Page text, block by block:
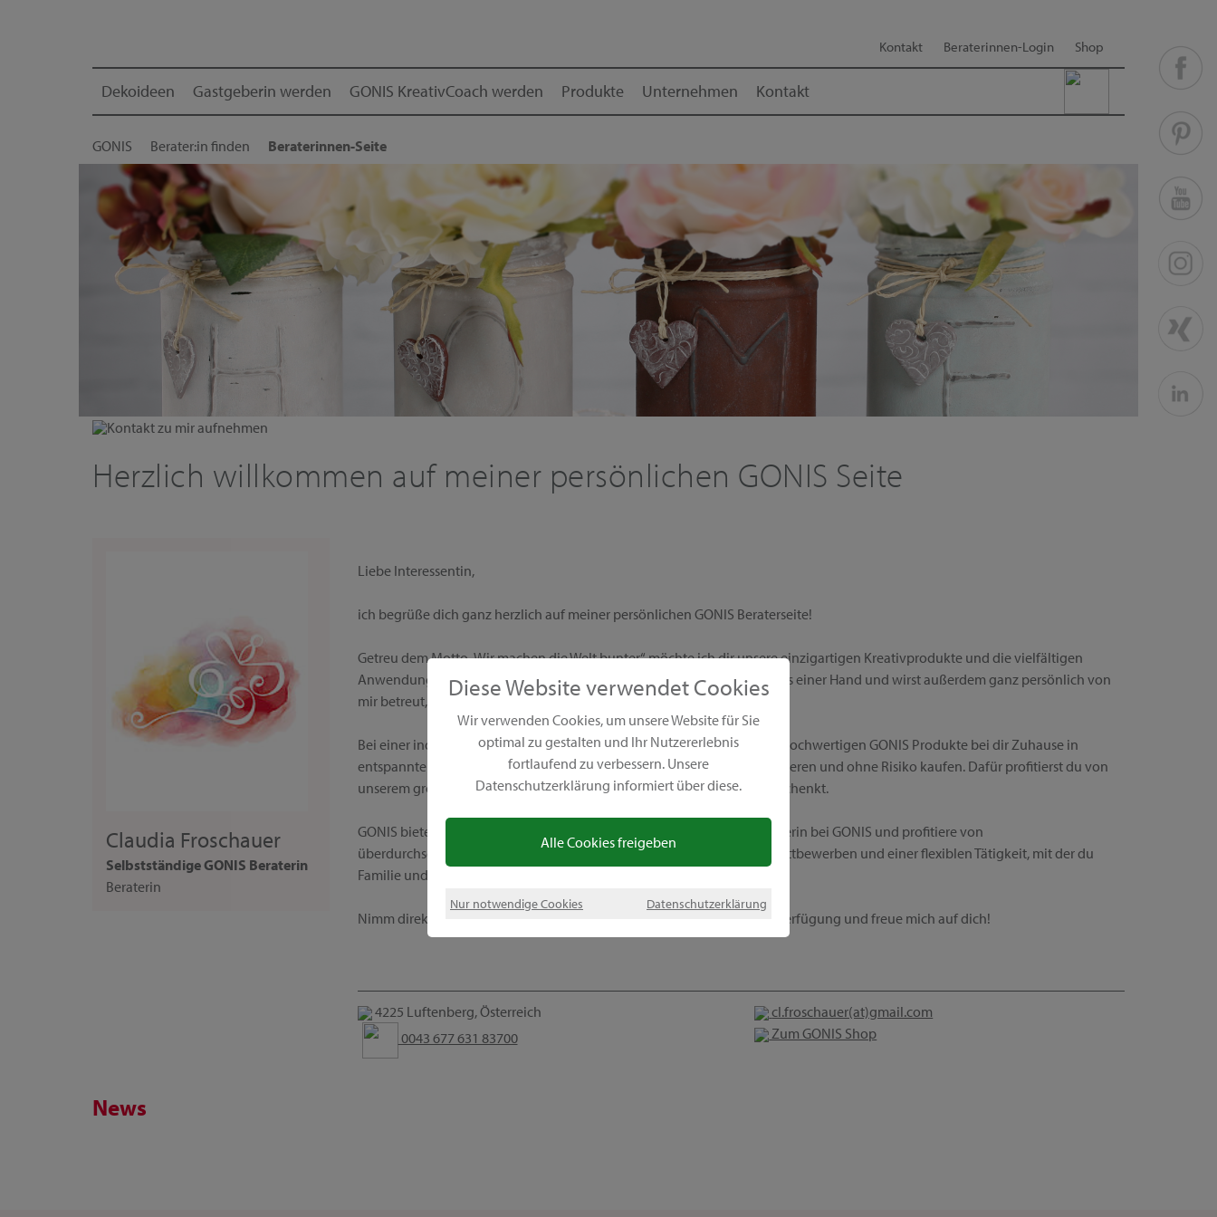
Diese Website verwendet Cookies
Wir verwenden Cookies, um unsere Website für Sie
optimal zu gestalten und Ihr Nutzererlebnis
fortlaufend zu verbessern. Unsere
Datenschutzerklärung informiert über diese.
Alle Cookies freigeben
Nur notwendige Cookies Datenschutzerklärung
Kontakt Beraterinnen-Login Shop
Dekoideen Gastgeberin werden GONIS KreativCoach werden Produkte Unternehmen Kontakt
GONIS Berater:in finden Beraterinnen-Seite
Kontakt zu mir aufnehmen
Herzlich willkommen auf meiner persönlichen GONIS Seite
Claudia Froschauer
Selbstständige GONIS Beraterin
Beraterin
Liebe Interessentin,
ich begrüße dich ganz herzlich auf meiner persönlichen GONIS Beraterseite!
Getreu dem Motto „Wir machen die Welt bunter“ möchte ich dir unsere einzigartigen Kreativprodukte und die vielfältigen
Anwendungsmöglichkeiten präsentieren. Bei GONIS erhältst du alles aus einer Hand und wirst außerdem ganz persönlich von
mir betreut, vor und natürlich auch nach dem Kauf.
Bei einer individuellen Vorführung zeige ich dir und deinen Gästen die hochwertigen GONIS Produkte bei dir Zuhause in
entspannter Atmosphäre. Die Produkte kannst du in aller Ruhe ausprobieren und ohne Risiko kaufen. Dafür profitierst du von
unserem großzügigen Gastgeberprogramm und wirst reich von mir beschenkt.
GONIS bietet außerdem ein einzigartiges Geschäftsmodell. Werde Beraterin bei GONIS und profitiere von
überdurchschnittlichen Provisionen, interessanten Incentives, tollen Wettbewerben und einer flexiblen Tätigkeit, mit der du
Familie und Beruf perfekt kombinieren kannst.
Nimm direkt Kontakt zu mir auf, denn ich stehe dir gern für Fragen zur Verfügung und freue mich auf dich!
4225 Luftenberg, Österreich
cl.froschauer(at)gmail.com
0043 677 631 83700
Zum GONIS Shop
News